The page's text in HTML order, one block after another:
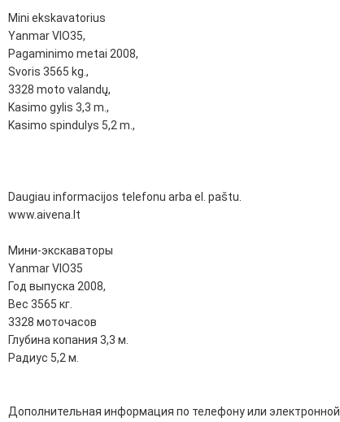
Mini ekskavatorius
Yanmar VIO35,
Pagaminimo metai 2008,
Svoris 3565 kg.,
3328 moto valandų,
Kasimo gylis 3,3 m.,
Kasimo spindulys 5,2 m.,
Daugiau informacijos telefonu arba el. paštu.
www.aivena.lt
Мини-экскаваторы
Yanmar VIO35
Год выпуска 2008,
Вес 3565 кг.
3328 моточасов
Глубина копания 3,3 м.
Радиус 5,2 м.
Дополнительная информация по телефону или электронной